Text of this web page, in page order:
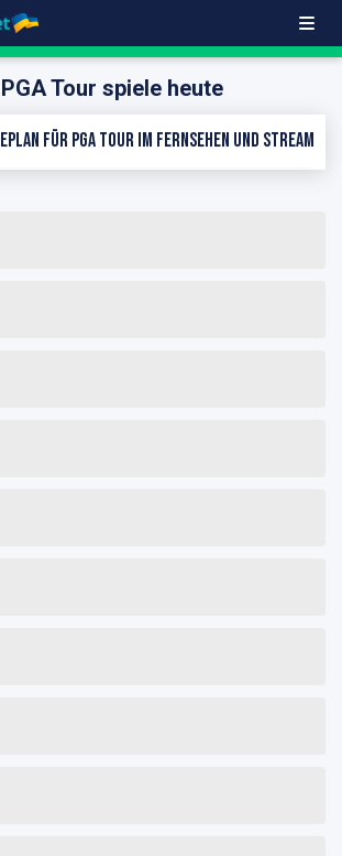
PGA Tour spiele heute
für PGA Tour im Fernsehen und Stream